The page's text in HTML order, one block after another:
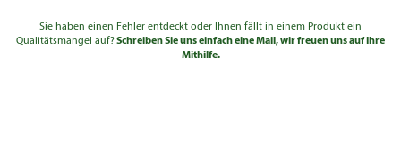
Sie haben einen Fehler entdeckt oder Ihnen fällt in einem Produkt ein
Qualitätsmangel auf?Schreiben Sie uns einfach eine Mail, wir freuen uns auf Ihre
Mithilfe.